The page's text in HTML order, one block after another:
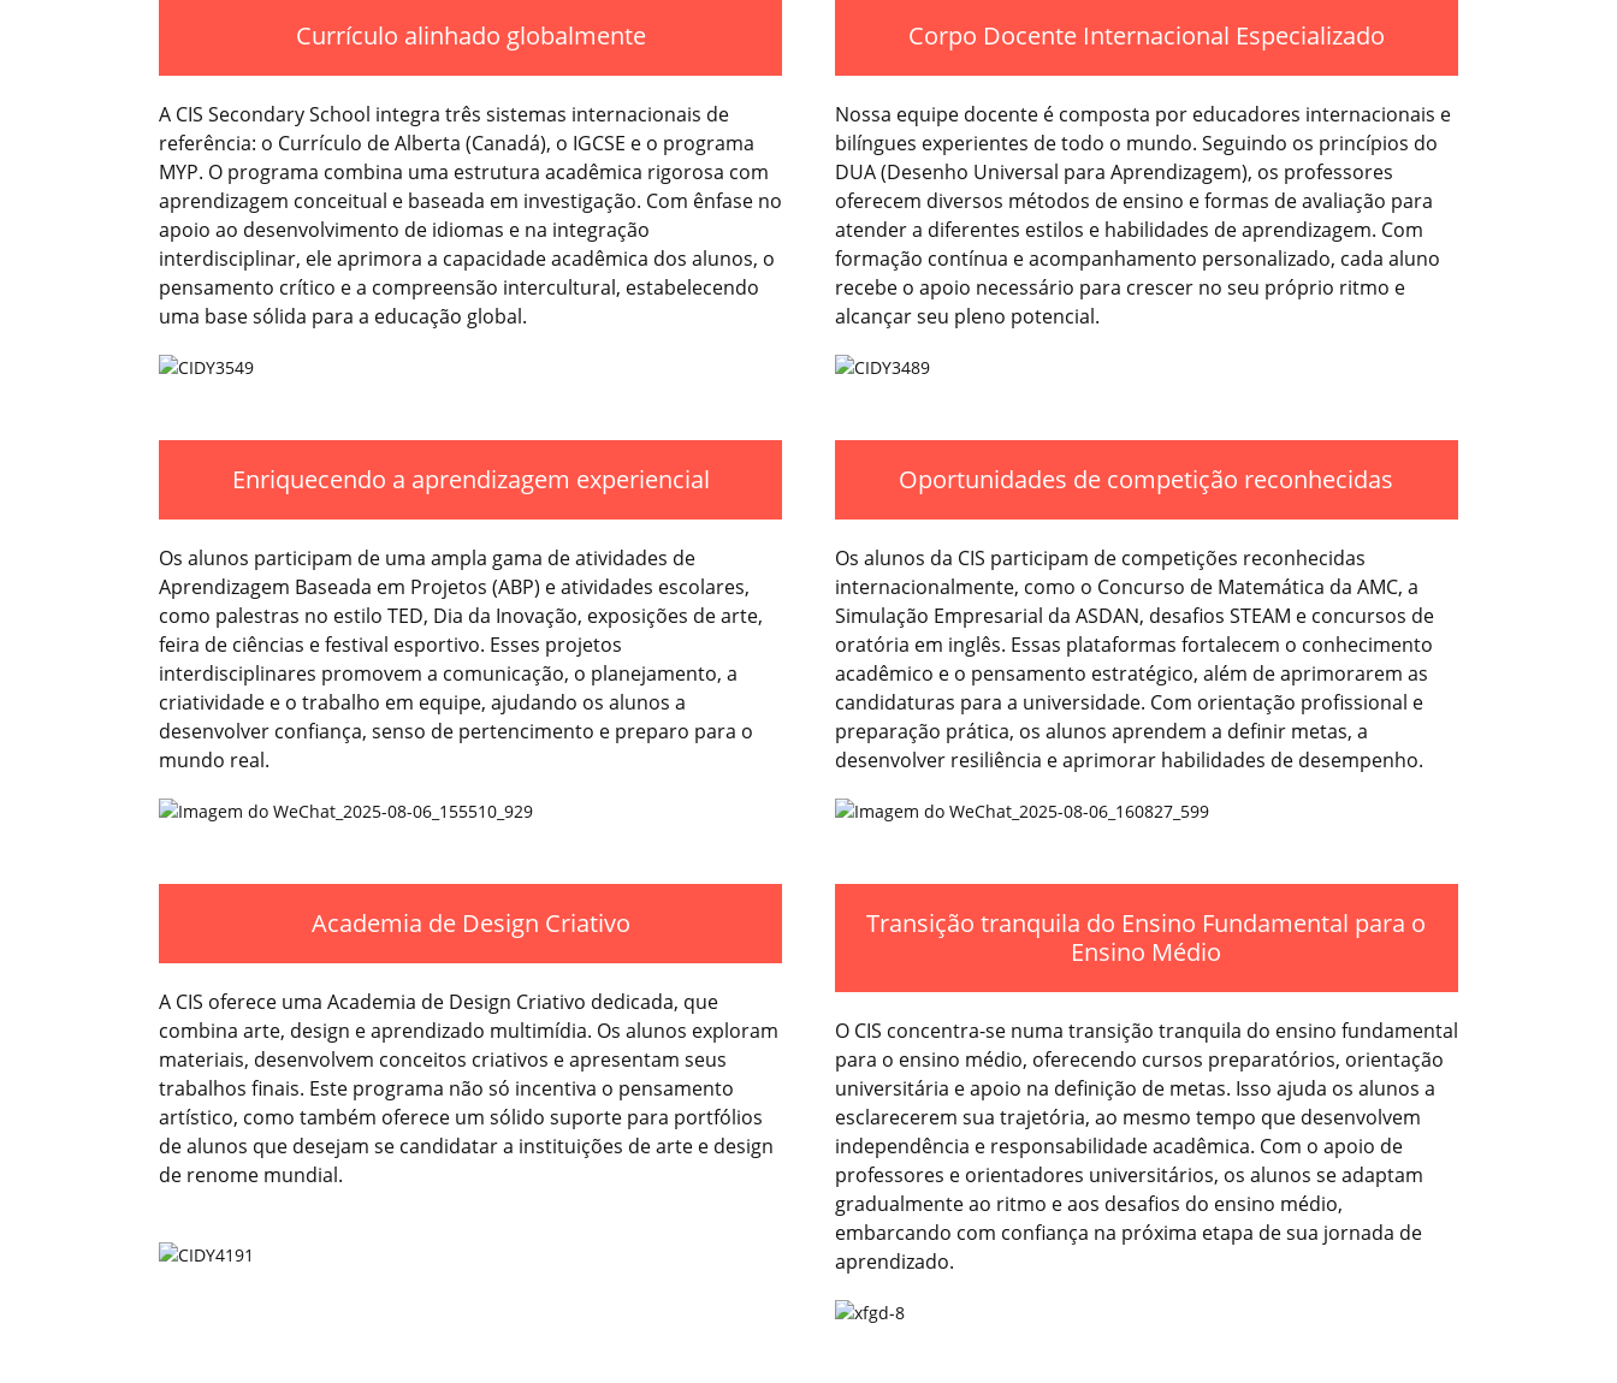
Currículo alinhado globalmente
A CIS Secondary School integra três sistemas internacionais de
referência: o Currículo de Alberta (Canadá), o IGCSE e o programa
MYP. O programa combina uma estrutura acadêmica rigorosa com
aprendizagem conceitual e baseada em investigação. Com ênfase no
apoio ao desenvolvimento de idiomas e na integração
interdisciplinar, ele aprimora a capacidade acadêmica dos alunos, o
pensamento crítico e a compreensão intercultural, estabelecendo
uma base sólida para a educação global.
Corpo Docente Internacional Especializado
Nossa equipe docente é composta por educadores internacionais e
bilíngues experientes de todo o mundo. Seguindo os princípios do
DUA (Desenho Universal para Aprendizagem), os professores
oferecem diversos métodos de ensino e formas de avaliação para
atender a diferentes estilos e habilidades de aprendizagem. Com
formação contínua e acompanhamento personalizado, cada aluno
recebe o apoio necessário para crescer no seu próprio ritmo e
alcançar seu pleno potencial.
Enriquecendo a aprendizagem experiencial
Os alunos participam de uma ampla gama de atividades de
Aprendizagem Baseada em Projetos (ABP) e atividades escolares,
como palestras no estilo TED, Dia da Inovação, exposições de arte,
feira de ciências e festival esportivo. Esses projetos
interdisciplinares promovem a comunicação, o planejamento, a
criatividade e o trabalho em equipe, ajudando os alunos a
desenvolver confiança, senso de pertencimento e preparo para o
mundo real.
Oportunidades de competição reconhecidas
Os alunos da CIS participam de competições reconhecidas
internacionalmente, como o Concurso de Matemática da AMC, a
Simulação Empresarial da ASDAN, desafios STEAM e concursos de
oratória em inglês. Essas plataformas fortalecem o conhecimento
acadêmico e o pensamento estratégico, além de aprimorarem as
candidaturas para a universidade. Com orientação profissional e
preparação prática, os alunos aprendem a definir metas, a
desenvolver resiliência e aprimorar habilidades de desempenho.
Academia de Design Criativo
A CIS oferece uma Academia de Design Criativo dedicada, que
combina arte, design e aprendizado multimídia. Os alunos exploram
materiais, desenvolvem conceitos criativos e apresentam seus
trabalhos finais. Este programa não só incentiva o pensamento
artístico, como também oferece um sólido suporte para portfólios
de alunos que desejam se candidatar a instituições de arte e design
de renome mundial.
Transição tranquila do Ensino Fundamental para o
Ensino Médio
O CIS concentra-se numa transição tranquila do ensino fundamental
para o ensino médio, oferecendo cursos preparatórios, orientação
universitária e apoio na definição de metas. Isso ajuda os alunos a
esclarecerem sua trajetória, ao mesmo tempo que desenvolvem
independência e responsabilidade acadêmica. Com o apoio de
professores e orientadores universitários, os alunos se adaptam
gradualmente ao ritmo e aos desafios do ensino médio,
embarcando com confiança na próxima etapa de sua jornada de
aprendizado.